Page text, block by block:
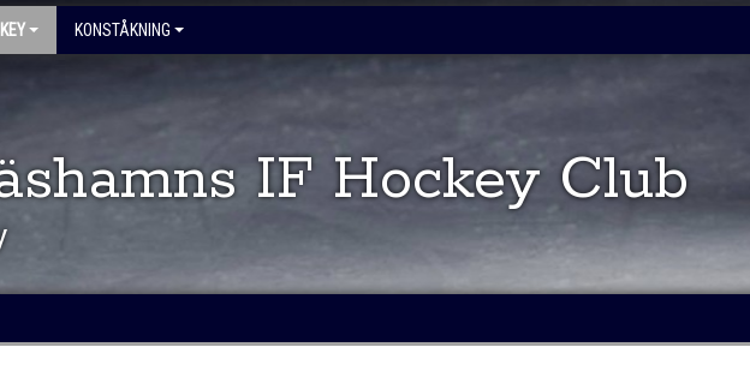
KONSTÅKNING
IF Hockey Club